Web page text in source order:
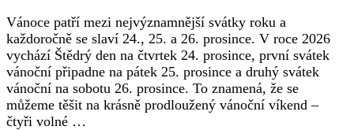
Vánoce patří mezi nejvýznamnější svátky roku a
každoročně se slaví 24., 25. a 26. prosince. V roce 2026
vychází Štědrý den na čtvrtek 24. prosince, první svátek
vánoční připadne na pátek 25. prosince a druhý svátek
vánoční na sobotu 26. prosince. To znamená, že se
můžeme těšit na krásně prodloužený vánoční víkend –
čtyři volné …